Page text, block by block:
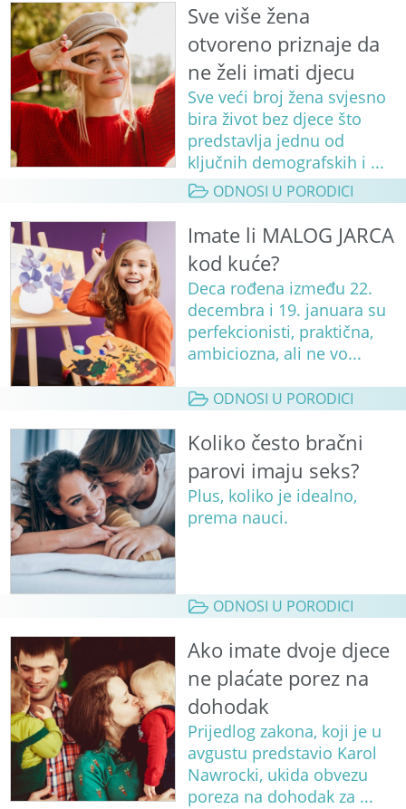
Sve više žena
otvoreno priznaje da
ne želi imati djecu
Sve veći broj žena svjesno
bira život bez djece što
predstavlja jednu od
ključnih demografskih i ...
ODNOSI U PORODICI
Imate li MALOG JARCA
kod kuće?
Deca rođena između 22.
decembra i 19. januara su
perfekcionisti, praktična,
ambiciozna, ali ne vo...
ODNOSI U PORODICI
Koliko često bračni
parovi imaju seks?
Plus, koliko je idealno,
prema nauci.
ODNOSI U PORODICI
Ako imate dvoje djece
ne plaćate porez na
dohodak
Prijedlog zakona, koji je u
avgustu predstavio Karol
Nawrocki, ukida obvezu
poreza na dohodak za ...